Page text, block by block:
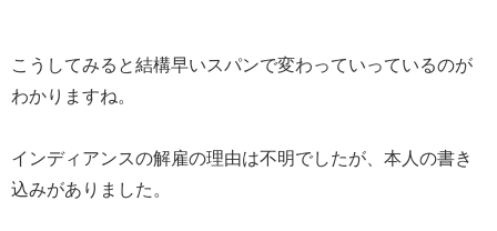
こうしてみると結構早いスパンで変わっていっているのが
わかりますね。
インディアンスの解雇の理由は不明でしたが、本人の書き
込みがありました。